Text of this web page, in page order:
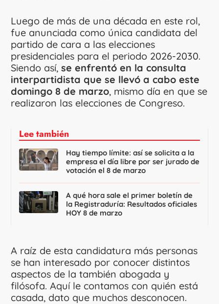
Luego de más de una década en este rol,
fue anunciada como única candidata del
partido de cara a las elecciones
presidenciales para el periodo 2026-2030.
Siendo así,se enfrentó en la consulta
interpartidista que se llevó a cabo este
domingo 8 de marzo, mismo día en que se
realizaron las elecciones de Congreso.
Lee también
Hay tiempo límite: así se solicita a la
empresa el día libre por ser jurado de
votación el 8 de marzo
A qué hora sale el primer boletín de
la Registraduría: Resultados oficiales
HOY 8 de marzo
A raíz de esta candidatura más personas
se han interesado por conocer distintos
aspectos de la también abogada y
filósofa. Aquí le contamos con quién está
casada, dato que muchos desconocen.